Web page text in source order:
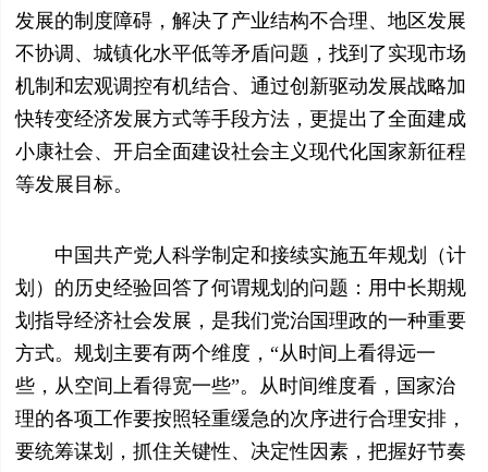
发展的制度障碍，解决了产业结构不合理、地区发展
不协调、城镇化水平低等矛盾问题，找到了实现市场
机制和宏观调控有机结合、通过创新驱动发展战略加
快转变经济发展方式等手段方法，更提出了全面建成
小康社会、开启全面建设社会主义现代化国家新征程
等发展目标。
中国共产党人科学制定和接续实施五年规划（计
划）的历史经验回答了何谓规划的问题：用中长期规
划指导经济社会发展，是我们党治国理政的一种重要
方式。规划主要有两个维度，“从时间上看得远一
些，从空间上看得宽一些”。从时间维度看，国家治
理的各项工作要按照轻重缓急的次序进行合理安排，
要统筹谋划，抓住关键性、决定性因素，把握好节奏